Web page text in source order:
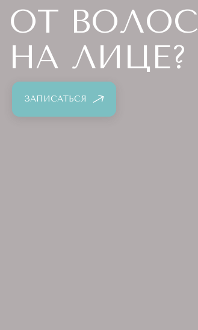
ОТ ВОЛОС
НА ЛИЦЕ?
ЗАПИСАТЬСЯ